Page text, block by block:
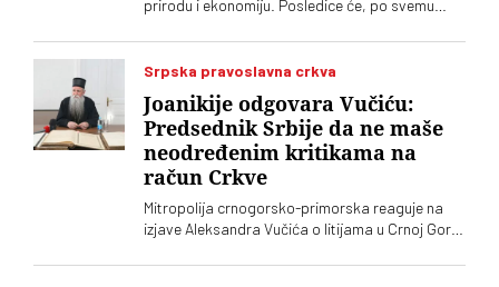
prirodu i ekonomiju. Posledice će, po svemu
nespremnom za distopiju koja se pretvara u
stvarnost
Srpska pravoslavna crkva
Joanikije odgovara Vučiću:
Predsednik Srbije da ne maše
neodređenim kritikama na
račun Crkve
Mitropolija crnogorsko-primorska reaguje na
izjave Aleksandra Vučića o litijama u Crnoj Gori